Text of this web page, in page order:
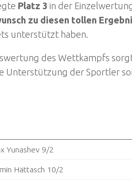
Platz 3 in der
zu diesen tollen
unterstützt haben.
des Wettkampfs
Unterstützung der Sportler
Yunashev 9/2
Hättasch 10/2